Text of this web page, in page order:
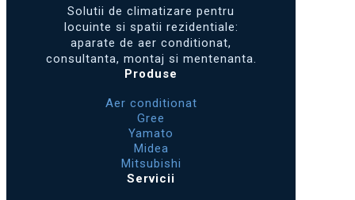
Solutii de climatizare pentru
locuinte si spatii rezidentiale:
aparate de aer conditionat,
consultanta, montaj si mentenanta.
Produse
Aer conditionat
Gree
Yamato
Midea
Mitsubishi
Servicii